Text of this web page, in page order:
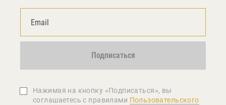
Подписаться
Нажимая на кнопку «Подписаться», вы
соглашаетеcь с правилами Пользовательского